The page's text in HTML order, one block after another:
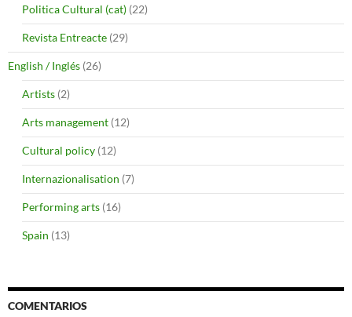
Politica Cultural (cat) (22)
Revista Entreacte (29)
English / Inglés (26)
Artists (2)
Arts management (12)
Cultural policy (12)
Internazionalisation (7)
Performing arts (16)
Spain (13)
COMENTARIOS